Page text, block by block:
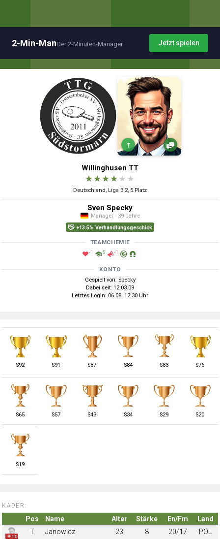
2-Min-ManDer 2-Minuten-Manager Jetzt spielen
↑
Willinghusen TT
★★★★★ ★
Deutschland, Liga 3.2, 5.Platz
Sven Specky
Manager · 39 Jahre
+13.5% Verhandlungsgeschick
TEAMCHEMIE
-1 5 -1
KONTO
Gespielt von: Specky
Dabei seit: 12.03.09
Letztes Login: 06.08. 12:30 Uhr
S92 S91 S87 S84 S83 S76
S65 S57 S43 S34 S29 S20
S19
KADER:
Pos Name Alter Stärke En/Fm Land
✚ 12
T Janowicz 23 8 20/17
POL